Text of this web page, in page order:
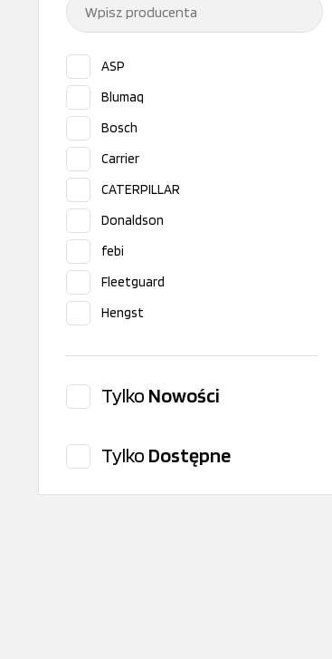
ASP
Blumaq
Bosch
Carrier
CATERPILLAR
Donaldson
febi
Fleetguard
Hengst
ITR
JCB
KMP Brand
Tylko Nowości
Tylko Dostępne